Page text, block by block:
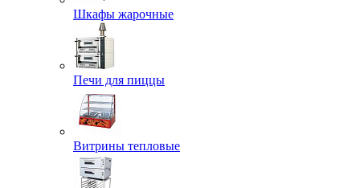
Шкафы жарочные
Печи для пиццы
Витрины тепловые